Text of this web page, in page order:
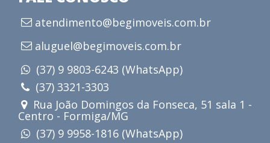
atendimento@begimoveis.com.br
aluguel@begimoveis.com.br
(37) 9 9803-6243 (WhatsApp)
(37) 3321-3303
Rua João Domingos da Fonseca, 51 sala 1 -
Centro - Formiga/MG
(37) 9 9958-1816 (WhatsApp)